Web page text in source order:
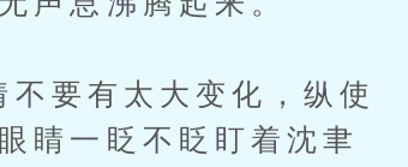
要有太大变化，纵使
睛一眨不眨盯着沈聿